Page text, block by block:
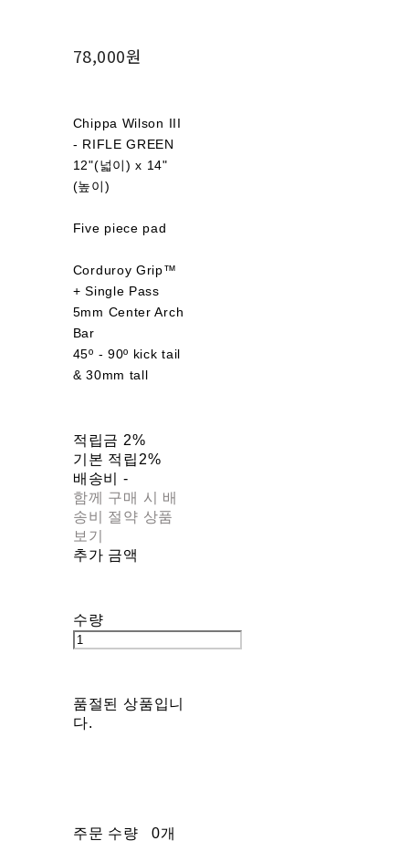
78,000원
Chippa Wilson III
- RIFLE GREEN
12"(넓이) x 14"
(높이)
Five piece pad
Corduroy Grip™
+ Single Pass
5mm Center Arch
Bar
45º - 90º kick tail
& 30mm tall
적립금 2%
기본 적립 2%
배송비 -
함께 구매 시 배
송비 절약 상품
보기
추가 금액
수량
품절된 상품입니
다.
주문 수량 0개